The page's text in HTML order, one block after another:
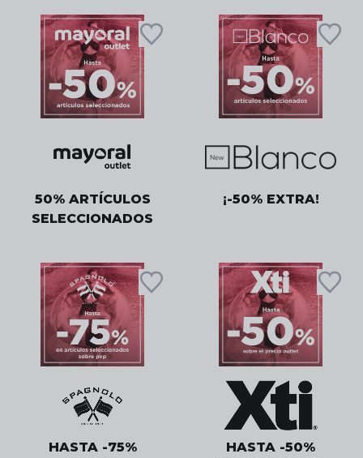
50% ARTÍCULOS
SELECCIONADOS
¡-50% EXTRA!
HASTA -75%
HASTA -50%